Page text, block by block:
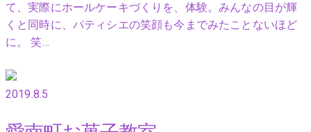
て、実際にホールケーキづくりを、体験。みんなの目が輝
くと同時に、パティシエの笑顔も今までみたことないほど
に。 笑…
2019.8.5